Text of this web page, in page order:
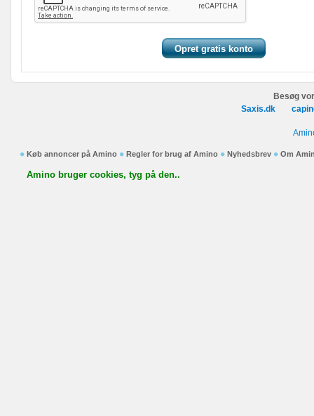
Besøg
Saxis.dk
Køb annoncer på Amino Regler for brug af Amino Nyhedsbrev Om
Amino bruger cookies, tyg på den..